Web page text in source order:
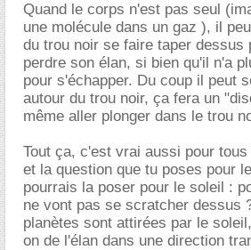
Quand le corps n'est pas seul
une molécule dans un gaz ), il
du trou noir se faire taper dessus
perdre son élan, si bien qu'il n'a
pour s'échapper. Du coup il peut
autour du trou noir, ça fera un
même aller plonger dans le trou
Tout ça, c'est vrai aussi pour
et la question que tu poses pour
pourrais la poser pour le soleil :
ne vont pas se scratcher dessus
planètes sont attirées par le
on de l'élan dans une direction